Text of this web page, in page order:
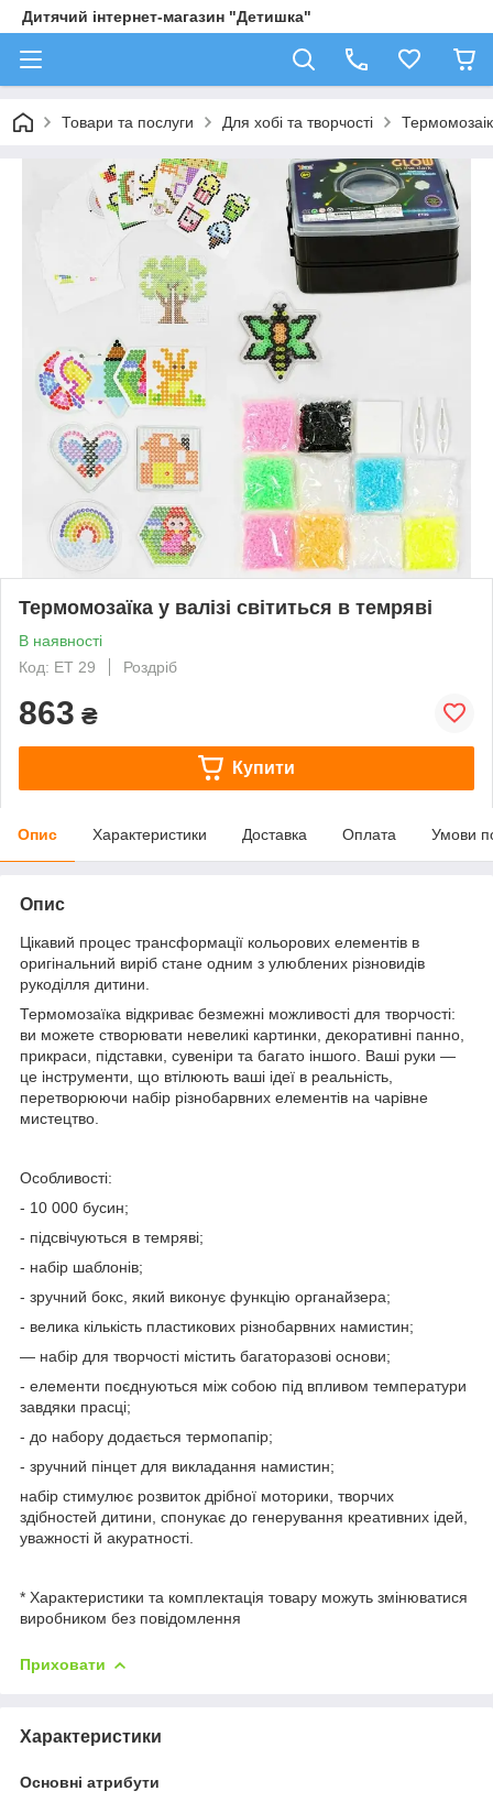
Дитячий інтернет-магазин "Детишка"
Товари та послуги Для хобі та творчості
Термомозаїка у валізі світиться в темряві
В наявності
Код: ET 29
Роздріб
863 ₴
Купити
Опис Характеристики Доставка Оплата Умови
Опис
Цікавий процес трансформації кольорових елементів в
оригінальний виріб стане одним з улюблених різновидів
рукоділля дитини.
Термомозаїка відкриває безмежні можливості для творчості:
ви можете створювати невеликі картинки, декоративні панно,
прикраси, підставки, сувеніри та багато іншого. Ваші руки —
це інструменти, що втілюють ваші ідеї в реальність,
перетворюючи набір різнобарвних елементів на чарівне
мистецтво.
Особливості:
- 10 000 бусин;
- підсвічуються в темряві;
- набір шаблонів;
- зручний бокс, який виконує функцію органайзера;
- велика кількість пластикових різнобарвних намистин;
— набір для творчості містить багаторазові основи;
- елементи поєднуються між собою під впливом температури
завдяки прасці;
- до набору додається термопапір;
- зручний пінцет для викладання намистин;
набір стимулює розвиток дрібної моторики, творчих
здібностей дитини, спонукає до генерування креативних ідей,
уважності й акуратності.
* Характеристики та комплектація товару можуть змінюватися
виробником без повідомлення
Приховати
Характеристики
Основні атрибути